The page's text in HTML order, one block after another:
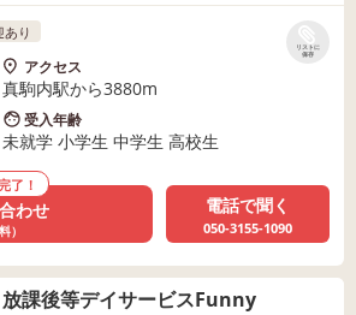
リストに
保存
あり
アクセス
真駒内駅から3880m
受入年齢
未就学 小学生 中学生 高校生
了！
わせ
）
電話で聞く
050-3155-1090
課後等デイサービスFunny